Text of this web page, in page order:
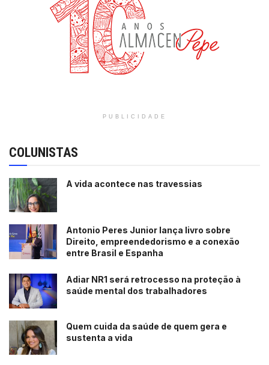
PUBLICIDADE
COLUNISTAS
A vida acontece nas travessias
Antonio Peres Junior lança livro sobre
Direito, empreendedorismo e a conexão
entre Brasil e Espanha
Adiar NR1 será retrocesso na proteção à
saúde mental dos trabalhadores
Quem cuida da saúde de quem gera e
sustenta a vida